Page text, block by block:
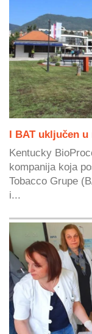
I BAT uključen
Kentucky
kompanija koja
Tobacco Grupe
i...